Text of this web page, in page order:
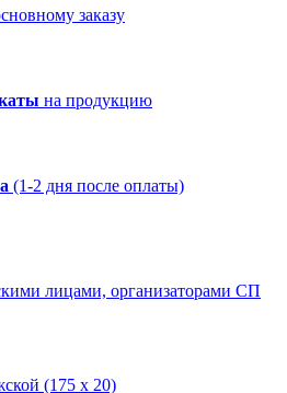
заказу
на продукцию
(1-2 дня после оплаты)
лицами, организаторами СП